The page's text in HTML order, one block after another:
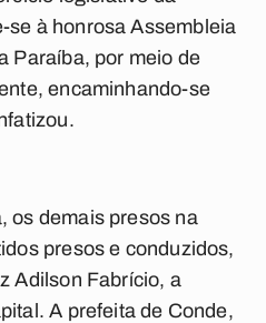
se à honrosa Assembleia
Paraíba, por meio de
encaminhando-se
os demais presos na
presos e conduzidos,
Adilson Fabrício, a
A prefeita de Conde,